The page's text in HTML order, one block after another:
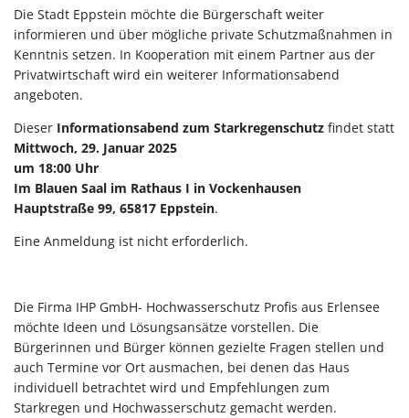
Die Stadt Eppstein möchte die Bürgerschaft weiter
informieren und über mögliche private Schutzmaßnahmen in
Kenntnis setzen. In Kooperation mit einem Partner aus der
Privatwirtschaft wird ein weiterer Informationsabend
angeboten.
Dieser Informationsabend zum Starkregenschutz findet statt
Mittwoch, 29. Januar 2025
um 18:00 Uhr
Im Blauen Saal im Rathaus I in Vockenhausen
Hauptstraße 99, 65817 Eppstein.
Eine Anmeldung ist nicht erforderlich.
Die Firma IHP GmbH- Hochwasserschutz Profis aus Erlensee
möchte Ideen und Lösungsansätze vorstellen. Die
Bürgerinnen und Bürger können gezielte Fragen stellen und
auch Termine vor Ort ausmachen, bei denen das Haus
individuell betrachtet wird und Empfehlungen zum
Starkregen und Hochwasserschutz gemacht werden.